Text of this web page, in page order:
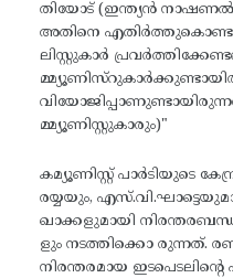
തിയോട് (ഇന്ത്യൻ നാഷണൽ
അതിനെ
ലിസ്റ്റുകാർ
മ്മ്യൂണിസ്റ്റുകാരും)"
കമ്യൂണിസ്റ്റ് പാർടിയുടെ
രയ്യയും,
ഖാക്കളുമായി
ളും നടത്തിക്കൊ രുന്നത്.
നിരന്തരമായ